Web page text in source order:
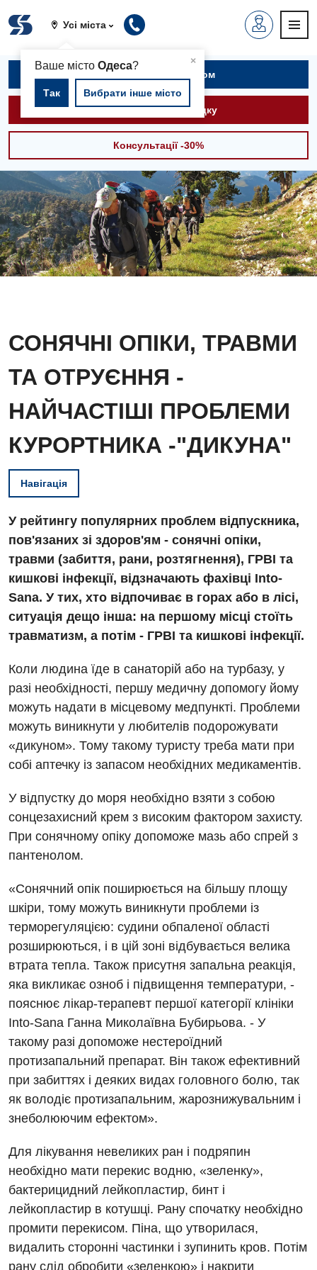
Усі міста
×
Ваше містоОдеса?
Так Вибрати інше місто
Вакансії
Інтернатура
Енциклопедія
Відгуки
Відео
Діагностика
Ангіографічні дослідження
Інструментальна діагностика
Комп’ютерна томографія
Магнітно-резонансна томографія
Мамографія
Нейросонографія
Рентгенографія
УЗД
Для дорослих
Алергологія, імунологія
Андрологія
Безоплатні послуги
Вакцинація
Відділ госпіталізації
Відділення кардіосудинної патології та неврології
Відділення невідкладних станів
Відділення інтенсивної терапії
Гінекологічне відділення
Денний стаціонар
Діагностичне відділення
Онкологічне відділлення
Офтальмологічне відділення
Педіатричне відділення
Терапевтичне відділення
Травматологічне відділення
Урологічне відділення
Хірургічне відділення
Швидка медична допомога
Декларування
Лікування гострого інфаркту
Національний скринінг здоров’я 40+
Українська
Російська
Записатися на прийом
Викликати швидку
Консультації -30%
СОНЯЧНІ ОПІКИ, ТРАВМИ
ТА ОТРУЄННЯ -
НАЙЧАСТІШІ ПРОБЛЕМИ
КУРОРТНИКА -"ДИКУНА"
Навігація
У рейтингу популярних проблем відпускника,
пов'язаних зі здоров'ям - сонячні опіки,
травми (забиття, рани, розтягнення), ГРВІ та
кишкові інфекції, відзначають фахівці Into-
Sana. У тих, хто відпочиває в горах або в лісі,
ситуація дещо інша: на першому місці стоїть
травматизм, а потім - ГРВІ та кишкові інфекції.
Коли людина їде в санаторій або на турбазу, у
разі необхідності, першу медичну допомогу йому
можуть надати в місцевому медпункті. Проблеми
можуть виникнути у любителів подорожувати
«дикуном». Тому такому туристу треба мати при
собі аптечку із запасом необхідних медикаментів.
У відпустку до моря необхідно взяти з собою
сонцезахисний крем з високим фактором захисту.
При сонячному опіку допоможе мазь або спрей з
пантенолом.
«Сонячний опік поширюється на більшу площу
шкіри, тому можуть виникнути проблеми із
терморегуляцією: судини обпаленої області
розширюються, і в цій зоні відбувається велика
втрата тепла. Також присутня запальна реакція,
яка викликає озноб і підвищення температури, -
пояснює лікар-терапевт першої категорії клініки
Into-Sana Ганна Миколаївна Бубирьова. - У
такому разі допоможе нестероїдний
протизапальний препарат. Він також ефективний
при забиттях і деяких видах головного болю, так
як володіє протизапальним, жарознижувальним і
знеболюючим ефектом».
Для лікування невеликих ран і подряпин
необхідно мати перекис водню, «зеленку»,
бактерицидний лейкопластир, бинт і
лейкопластир в котушці. Рану спочатку необхідно
промити перекисом. Піна, що утворилася,
видалить сторонні частинки і зупинить кров. Потім
рану слід обробити «зеленкою» і накрити